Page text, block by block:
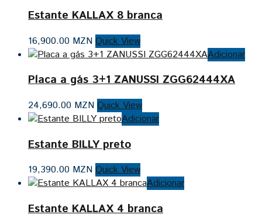
Estante KALLAX 8 branca
16,900.00 MZN Quick View
Adicionar
Placa a gás 3+1 ZANUSSI ZGG62444XA
24,690.00 MZN Quick View
Adicionar
Estante BILLY preto
19,390.00 MZN Quick View
Adicionar
Estante KALLAX 4 branca